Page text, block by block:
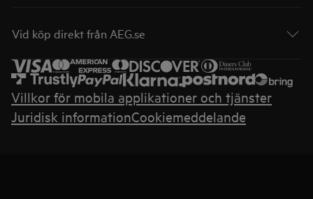
Vid köp direkt från AEG.se
Villkor för mobila applikationer och tjänster
Juridisk informationCookiemeddelande